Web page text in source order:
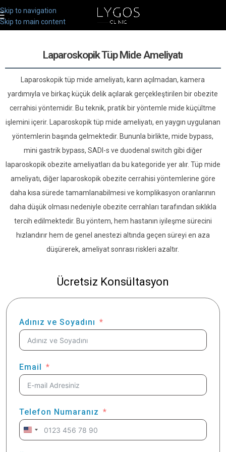
Skip to navigation
Skip to main content
Laparoskopik Tüp Mide Ameliyatı
Laparoskopik tüp mide ameliyatı, karın açılmadan, kamera
yardımıyla ve birkaç küçük delik açılarak gerçekleştirilen bir obezite
cerrahisi yöntemidir. Bu teknik, pratik bir yöntemle mide küçültme
işlemini içerir. Laparoskopik tüp mide ameliyatı, en yaygın uygulanan
yöntemlerin başında gelmektedir. Bununla birlikte, mide bypass,
mini gastrik bypass, SADI-s ve duodenal switch gibi diğer
laparoskopik obezite ameliyatları da bu kategoride yer alır. Tüp mide
ameliyatı, diğer laparoskopik obezite cerrahisi yöntemlerine göre
daha kısa sürede tamamlanabilmesi ve komplikasyon oranlarının
daha düşük olması nedeniyle obezite cerrahları tarafından sıklıkla
tercih edilmektedir. Bu yöntem, hem hastanın iyileşme sürecini
hızlandırır hem de genel anestezi altında geçen süreyi en aza
düşürerek, ameliyat sonrası riskleri azaltır.
Ücretsiz Konsültasyon
Adınız ve Soyadını
Email
Telefon Numaranız
United